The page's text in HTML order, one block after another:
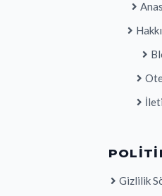
Gizlilik